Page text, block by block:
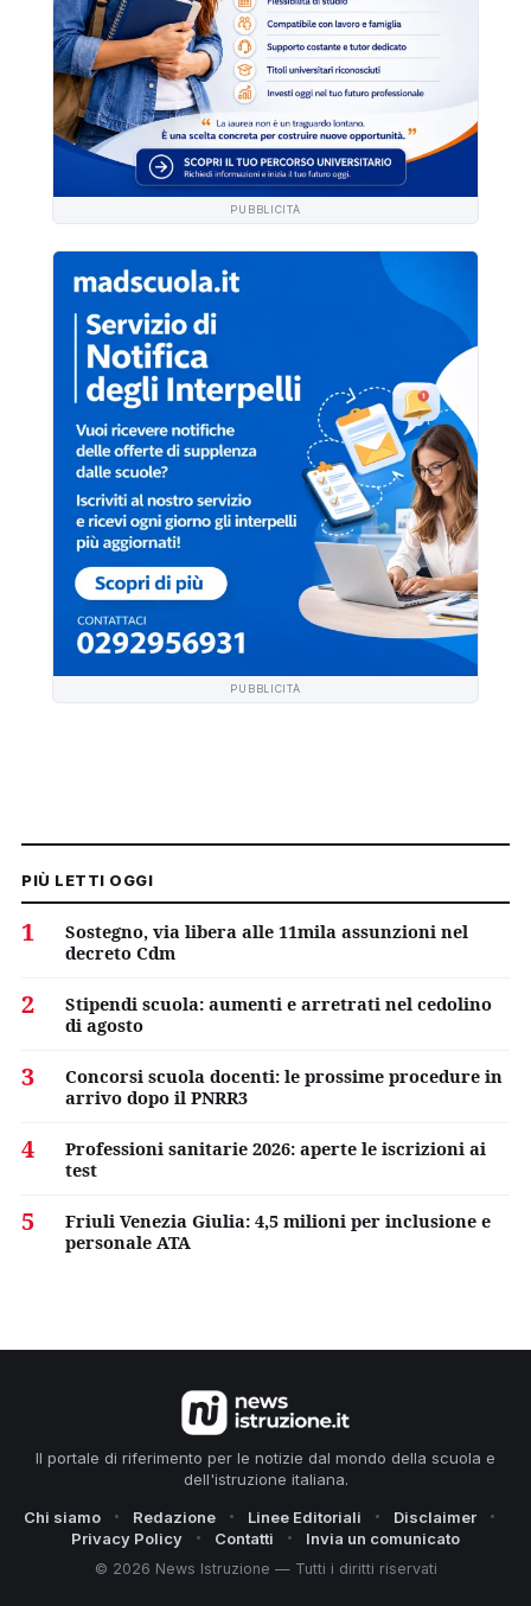
PUBBLICITÀ
PUBBLICITÀ
PIÙ LETTI OGGI
1
Sostegno, via libera alle 11mila assunzioni nel
decreto Cdm
2
Stipendi scuola: aumenti e arretrati nel cedolino
di agosto
3
Concorsi scuola docenti: le prossime procedure in
arrivo dopo il PNRR3
4
Professioni sanitarie 2026: aperte le iscrizioni ai
test
5
Friuli Venezia Giulia: 4,5 milioni per inclusione e
personale ATA
Il portale di riferimento per le notizie dal mondo della scuola e
dell'istruzione italiana.
Chi siamo
Redazione Linee Editoriali
Disclaimer
Privacy Policy
Contatti Invia un comunicato
© 2026 News Istruzione — Tutti i diritti riservati